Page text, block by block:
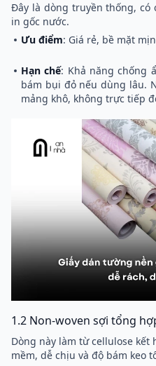
Đây là dòng truyền thống, có
in gốc nước.
Ưu điểm: Giá rẻ, bề mặt
Hạn chế: Khả năng chống
bám bụi đỏ nếu dùng lâu.
mảng khô, không trực tiếp
1.2 Non-woven sợi tổng
Dòng này làm từ cellulose
mềm, dễ chịu và độ bám keo